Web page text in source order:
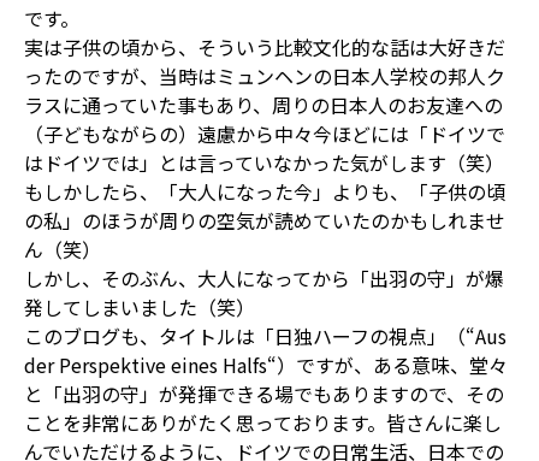
です。
実は子供の頃から、そういう比較文化的な話は大好きだ
ったのですが、当時はミュンヘンの日本人学校の邦人ク
ラスに通っていた事もあり、周りの日本人のお友達への
（子どもながらの）遠慮から中々今ほどには「ドイツで
はドイツでは」とは言っていなかった気がします（笑）
もしかしたら、「大人になった今」よりも、「子供の頃
の私」のほうが周りの空気が読めていたのかもしれませ
ん（笑）
しかし、そのぶん、大人になってから「出羽の守」が爆
発してしまいました（笑）
このブログも、タイトルは「日独ハーフの視点」（“Aus
der Perspektive eines Halfs“）ですが、ある意味、堂々
と「出羽の守」が発揮できる場でもありますので、その
ことを非常にありがたく思っております。皆さんに楽し
んでいただけるように、ドイツでの日常生活、日本での